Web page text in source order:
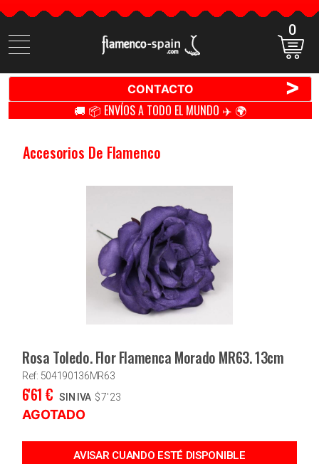
Buscar
productos
0
CONTACTO >
🚚 📦 ENVÍOS A TODO EL MUNDO ✈️ 🌍
Accesorios De Flamenco
Rosa Toledo. Flor Flamenca Morado MR63. 13cm
Ref: 504190136MR63
6'61 € SIN IVA $7'23
AGOTADO